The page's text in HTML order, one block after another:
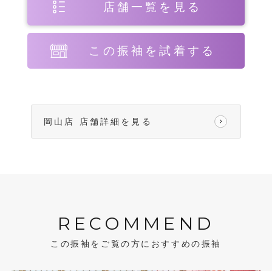
店舗一覧を見る
この振袖を試着する
岡山店 店舗詳細を見る
RECOMMEND
この振袖をご覧の方におすすめの振袖